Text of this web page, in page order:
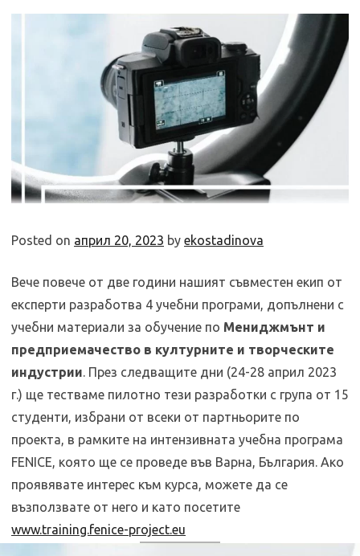
Posted on април 20, 2023 by ekostadinova
Вече повече от две години нашият съвместен екип от
експерти разработва 4 учебни програми, допълнени с
учебни материали за обучение по Мениджмънт и
предприемачество в културните и творческите
индустрии. През следващите дни (24-28 април 2023
г.) ще тестваме пилотно тези разработки с група от 15
студенти, избрани от всеки от партньорите по
проекта, в рамките на интензивната учебна програма
FENICE, която ще се проведе във Варна, България. Ако
проявявате интерес към курса, можете да се
възползвате от него и като посетите
www.training.fenice-project.eu